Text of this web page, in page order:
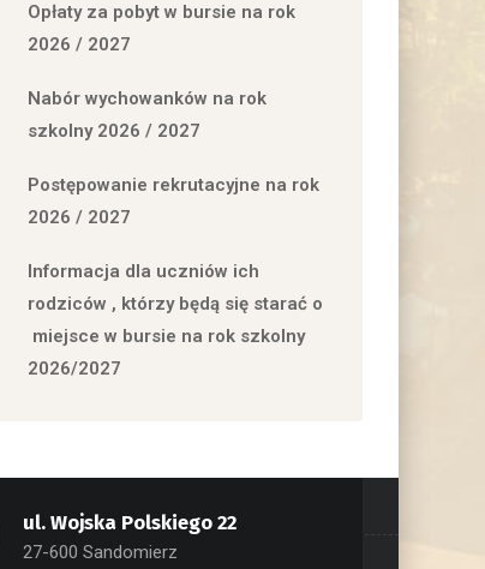
Opłaty za pobyt w bursie na rok
2026 / 2027
Nabór wychowanków na rok
szkolny 2026 / 2027
Postępowanie rekrutacyjne na rok
2026 / 2027
Informacja dla uczniów ich
rodziców , którzy będą się starać o
miejsce w bursie na rok szkolny
2026/2027
ul. Wojska Polskiego 22
27-600 Sandomierz